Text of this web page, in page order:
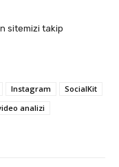
sitemizi takip
Instagram
SocialKit
analizi